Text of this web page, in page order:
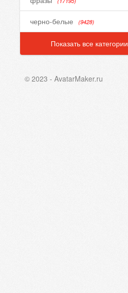
черно-белые (9428)
Показать все категории
© 2023 - AvatarMaker.ru